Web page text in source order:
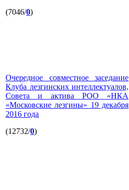
(7046/0)
Очередное совместное заседание
Клуба лезгинских интеллектуалов,
Совета и актива РОО «НКА
«Московские лезгины» 19 декабря
2016 года
(12732/0)